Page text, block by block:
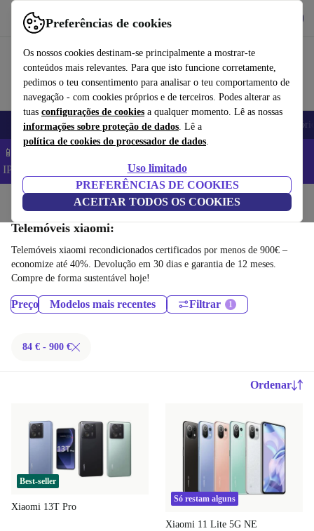
Preferências de cookies
Os nossos cookies destinam-se principalmente a mostrar-te
conteúdos mais relevantes. Para que isto funcione corretamente,
pedimos o teu consentimento para analisar o teu comportamento de
navegação - com cookies próprios e de terceiros. Podes alterar as
tuas configurações de cookies a qualquer momento. Lê as nossas
informações sobre proteção de dados. Lê a
política de cookies do processador de dados.
Uso limitado
PREFERÊNCIAS DE COOKIES
ACEITAR TODOS OS COOKIES
Use o refurbed de forma rápida e fácil
Telemóveis Computadores Portáteis Tablets
📱 Poupa 5% EXTRA em todos os iPhones – Código:
IPHONEDEAL –
Início Telemóveis e smartphones
Telemóveis xiaomi:
Telemóveis xiaomi recondicionados certificados por menos de 900€ –
economize até 40%. Devolução em 30 dias e garantia de 12 meses.
Compre de forma sustentável hoje!
Preço Modelos mais recentes Filtrar
84 € - 900 €
Ordenar
Best-seller
Xiaomi 13T Pro
Só restam alguns
Xiaomi 11 Lite 5G NE